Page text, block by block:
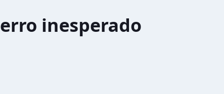
erro inesperado